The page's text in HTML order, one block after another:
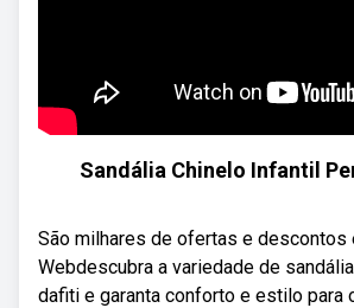
Sandália Chinelo Infantil
São milhares de ofertas e descontos
Webdescubra a variedade de
dafiti e garanta conforto e estilo para